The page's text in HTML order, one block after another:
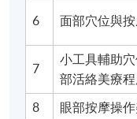
6 面部穴位與
7
小工具輔助
部活絡美療
8 眼部按摩操